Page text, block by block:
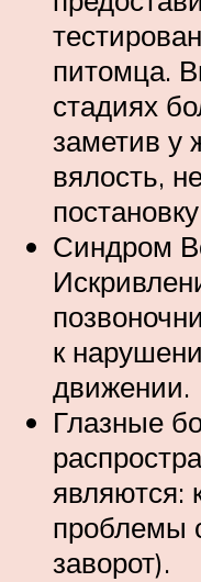
питомца.
стадиях
заметив у
вялость,
Синдром
к
движении.
Глазные
являются:
проблемы
заворот).